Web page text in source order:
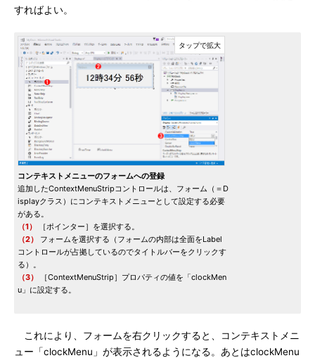
すればよい。
コンテキストメニューのフォームへの登録
追加したContextMenuStripコントロールは、フォーム（＝D
isplayクラス）にコンテキストメニューとして設定する必要
がある。
（1）
［ポインター］を選択する。
（2）
フォームを選択する（フォームの内部は全面をLabel
コントロールが占拠しているのでタイトルバーをクリックす
る）。
（3）
［ContextMenuStrip］プロパティの値を「clockMen
u」に設定する。
これにより、フォームを右クリックすると、コンテキストメニ
ュー「clockMenu」が表示されるようになる。あとはclockMenu